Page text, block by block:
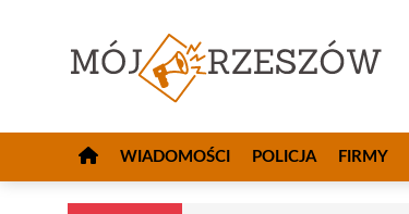
WIADOMOŚCI POLICJA FIRMY